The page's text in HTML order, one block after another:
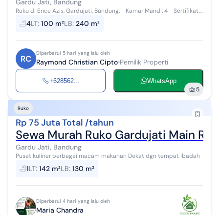
Gardu Jati, Bandung
Ruko di Ence Azis, Gardujati, Bandung. - Kamar Mandi: 4 - Sertifikat:
4LT: 100 m²LB: 240 m²
RC
Diperbarui 5 hari yang lalu oleh
Raymond Christian Cipto Pemilik Properti
+628562... WhatsApp
5
Ruko
Rp 75 Juta Total /tahun
Sewa Murah Ruko Gardujati Main
Gardu Jati, Bandung
Pusat kuliner berbagai macam makanan Dekat dgn tempat ibadah
1LT: 142 m²LB: 130 m²
Diperbarui 4 hari yang lalu oleh
Maria Chandra